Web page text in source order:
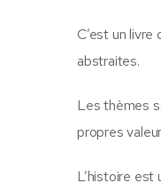
C’est un
abstraites.
Les thèmes
propres
L’histoire